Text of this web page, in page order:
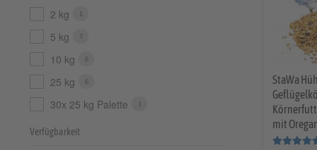
StaWa
mit
2 kg 1
5 kg 7
10 kg 6
25 kg 6
30x 25 kg Palette 1
Verfügbarkeit